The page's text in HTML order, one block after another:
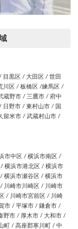
黒区 / 大田区 / 世田
川区 / 板橋区 /練馬区 /
蔵野市 / 三鷹市 / 府中
野市 / 東村山市 / 国
留米市 / 武蔵村山市 /
市中区 / 横浜市南区 /
横浜市港北区 / 横浜市
横浜市瀬谷区 / 横浜市
川崎市川崎区 / 川崎市
/ 川崎市宮前区 / 川崎
市 / 平塚市 / 鎌倉市 /
野市 / 厚木市 / 大和市 /
町 / 高座郡寒川町 / 中